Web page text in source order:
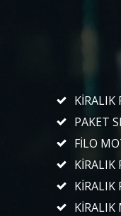
KİRALIK
PAKET
FİLO
KİRALIK
KİRALIK
KİRALIK